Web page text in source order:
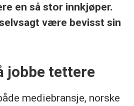
en så stor innkjøper.
være bevisst sin
jobbe tettere
mediebransje, norske